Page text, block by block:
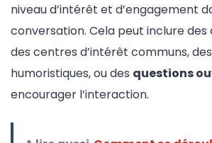
niveau d’intérêt et d’engagement
conversation. Cela peut inclure des
des centres d’intérêt communs,
humoristiques, ou des questions
encourager l’interaction.